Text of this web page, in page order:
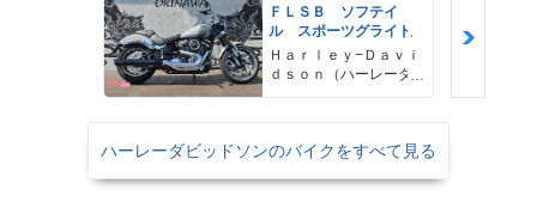
ＦＬＳＢ ソフテイ
ル スポーツグライド
Ｈａｒｌｅｙ−Ｄａｖｉ
ｄｓｏｎ（ハーレーダ
ハーレーダビッドソンのバイクをすべて見る